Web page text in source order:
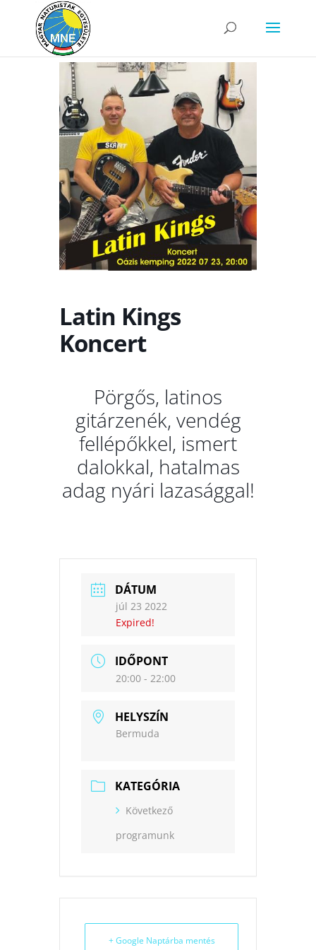
Latin Kings
Koncert
Pörgős, latinos
gitárzenék, vendég
fellépőkkel, ismert
dalokkal, hatalmas
adag nyári lazasággal!
DÁTUM
júl 23 2022
Expired!
IDŐPONT
20:00 - 22:00
HELYSZÍN
Bermuda
KATEGÓRIA
Következő
programunk
+ Google Naptárba mentés